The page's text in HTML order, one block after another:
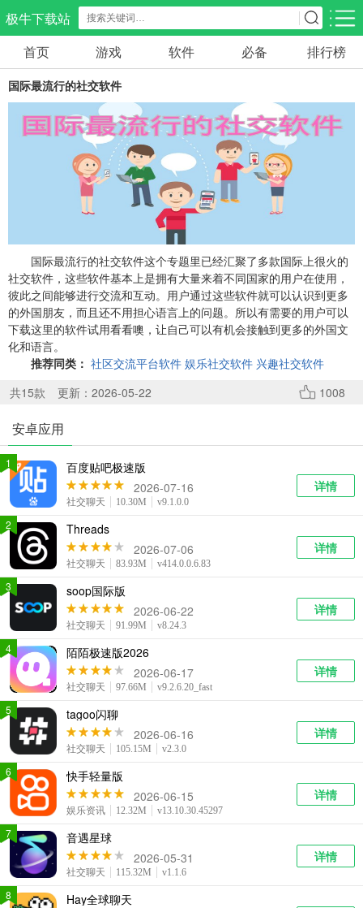
极牛下载站
应用分类 游戏分类
生活服务
297款应用
电商购物
86款应用
教育学习
178款应用
气象交通
84款应用
游戏辅助
478款应用
摄影美化
215款应用
183款应用
电子图书
439款应用
184款应用
新闻阅读
43款应用
金融理财
54款应用
媒体影音
602款应用
系统工具
646款应用
健康医疗
ai工具
334款应用
娱乐资讯
首页 游戏 软件 必备 排行榜
国际最流行的社交软件
国际最流行的社交软件这个专题里已经汇聚了多款国际上很火的
社交软件，这些软件基本上是拥有大量来着不同国家的用户在使用，
彼此之间能够进行交流和互动。用户通过这些软件就可以认识到更多
的外国朋友，而且还不用担心语言上的问题。所以有需要的用户可以
下载这里的软件试用看看噢，让自己可以有机会接触到更多的外国文
化和语言。
推荐同类： 社区交流平台软件 娱乐社交软件 兴趣社交软件
共15款 更新：2026-05-22 1008
安卓应用
百度贴吧极速版
2026-07-16
社交聊天 10.30M v9.1.0.0
详情
1
Threads
2026-07-06
社交聊天 83.93M v414.0.0.6.83
详情
2
soop国际版
2026-06-22
社交聊天 91.99M v8.24.3
详情
3
陌陌极速版2026
2026-06-17
社交聊天 97.66M v9.2.6.20_fast
详情
4
tagoo闪聊
2026-06-16
社交聊天 105.15M v2.3.0
详情
5
快手轻量版
2026-06-15
娱乐资讯 12.32M v13.10.30.45297
详情
6
音遇星球
2026-05-31
社交聊天 115.32M v1.1.6
详情
7
Hay全球聊天
8